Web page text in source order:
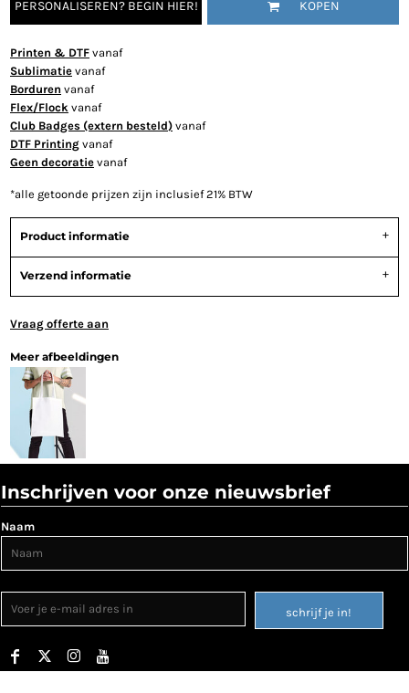
PERSONALISEREN? BEGIN HIER! KOPEN
Printen & DTF vanaf
Sublimatie vanaf
Borduren vanaf
Flex/Flock vanaf
Club Badges (extern besteld) vanaf
DTF Printing vanaf
Geen decoratie vanaf
*alle getoonde prijzen zijn inclusief 21% BTW
Product informatie
Verzend informatie
Vraag offerte aan
Meer afbeeldingen
Inschrijven voor onze nieuwsbrief
Naam
schrijf je in!